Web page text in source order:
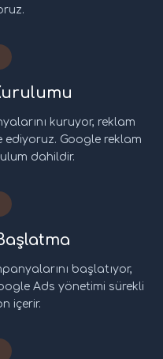
kuruyor, reklam
ediyoruz. Google reklam
dahildir.
başlatıyor,
Ads yönetimi sürekli
içerir.